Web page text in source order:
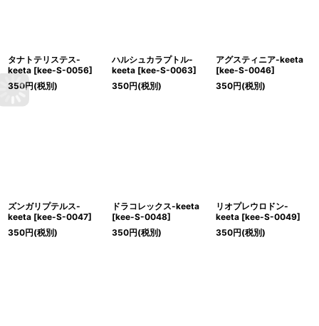
タナトテリステス-
keeta [kee-S-0056]
350円(税別)
ハルシュカラプトル-
keeta [kee-S-0063]
350円(税別)
アグスティニア-keeta
[kee-S-0046]
350円(税別)
ズンガリプテルス-
keeta [kee-S-0047]
350円(税別)
ドラコレックス-keeta
[kee-S-0048]
350円(税別)
リオプレウロドン-
keeta [kee-S-0049]
350円(税別)